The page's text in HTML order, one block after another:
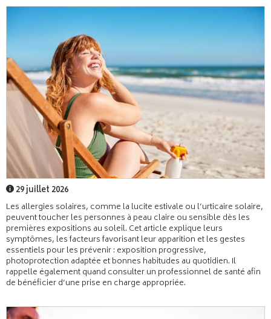
29 juillet 2026
Les allergies solaires, comme la lucite estivale ou l’urticaire solaire,
peuvent toucher les personnes à peau claire ou sensible dès les
premières expositions au soleil. Cet article explique leurs
symptômes, les facteurs favorisant leur apparition et les gestes
essentiels pour les prévenir : exposition progressive,
photoprotection adaptée et bonnes habitudes au quotidien. Il
rappelle également quand consulter un professionnel de santé afin
de bénéficier d’une prise en charge appropriée.